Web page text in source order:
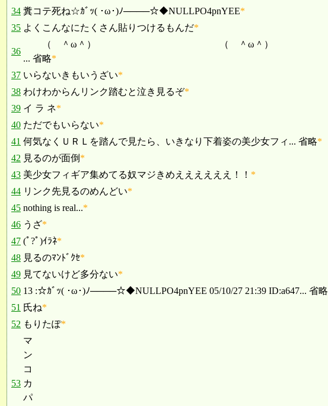
34 糞コテ死ね☆ｶﾞｯ( ･ω･)ﾉ────☆◆NULLPO4pnYEE*
35 よくこんなにたくさん貼りつけるもんだ*
36
（ ＾ω＾） （ ＾ω＾）
... 省略*
37 いらないきもいうざい*
38 わけわからんリンク踏むと泣き見るぞ*
39 イ ラ ネ*
40 ただでもいらない*
41 何気なくＵＲＬを踏んで見たら、いきなり下着姿の美少女フィ... 省略*
42 見るのが面倒 *
43 美少女フィギア集めてる奴マジきめええええええ！！ *
44 リンク先見るのめんどい*
45 nothing is real...*
46 うざ*
47 (ﾟ?ﾟ)ｲﾗﾈ*
48 見るのﾏﾝﾄﾞｸｾ*
49 見てないけど多分ない*
50 13 :☆ｶﾞｯ( ･ω･)ﾉ────☆◆NULLPO4pnYEE 05/10/27 21:39 ID:a647... 省略
51 氏ね*
52 もりたぽ*
53
マ
ン
コ
カ
パ